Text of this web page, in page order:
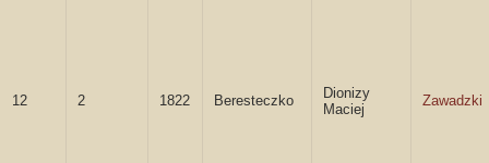
12 2 1822 Beresteczko
Dionizy
Maciej
Zawadzki